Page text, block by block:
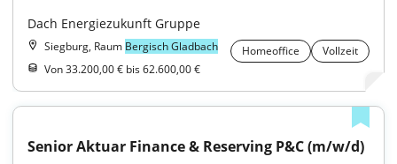
Dach Energiezukunft Gruppe
Siegburg, Raum Bergisch Gladbach Homeoffice
Vollzeit
Von 33.200,00 € bis 62.600,00 €
Senior Aktuar Finance & Reserving P&C (m/w/d)